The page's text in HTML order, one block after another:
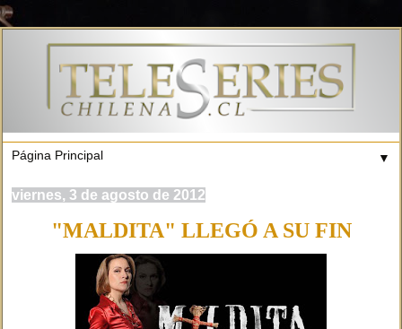
▼
viernes, 3 de agosto de 2012
"MALDITA" LLEGÓ A SU FIN